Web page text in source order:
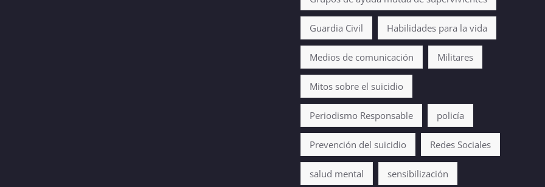
Guardia Civil Habilidades para la vida
Medios de comunicación Militares
Mitos sobre el suicidio
Periodismo Responsable policía
Prevención del suicidio Redes Sociales
salud mental sensibilización